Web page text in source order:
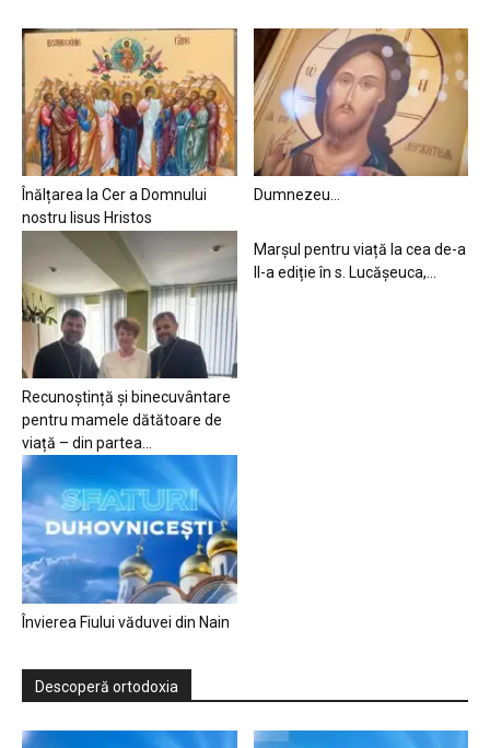
Înălțarea la Cer a Domnului
nostru Iisus Hristos
Dumnezeu…
Recunoștință și binecuvântare
pentru mamele dătătoare de
viață – din partea...
Marșul pentru viață la cea de-a
II-a ediție în s. Lucășeuca,...
Învierea Fiului văduvei din Nain
Descoperă ortodoxia